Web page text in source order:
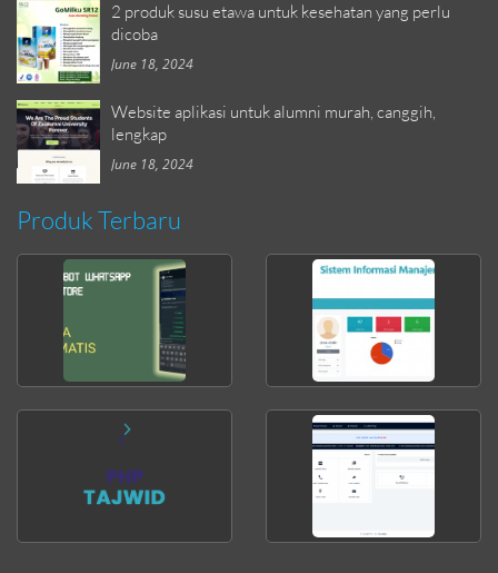
2 produk susu etawa untuk kesehatan yang perlu
dicoba
June 18, 2024
Website aplikasi untuk alumni murah, canggih,
lengkap
June 18, 2024
Produk Terbaru